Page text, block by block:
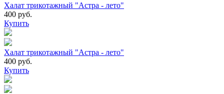
Халат трикотажный "Астра - лето"
400 руб.
Купить
Халат трикотажный "Астра - лето"
400 руб.
Купить